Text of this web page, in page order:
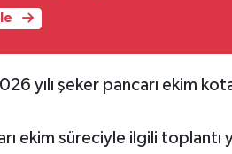
yılı şeker pancarı ekim
ekim süreciyle ilgili toplantı